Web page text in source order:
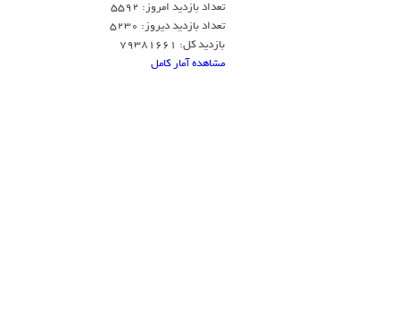
تعداد بازدید امروز: 5592
تعداد بازدید دیروز: 5230
بازدید کل: 79381661
مشاهده آمار کامل